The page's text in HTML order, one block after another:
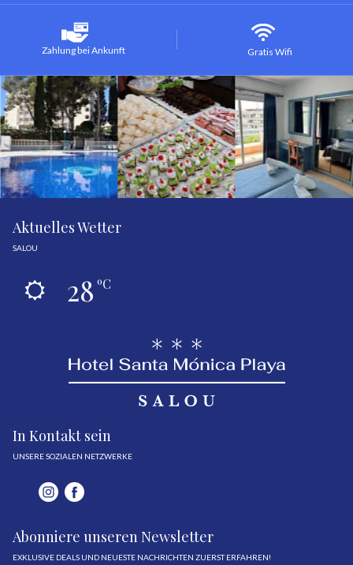
Zahlung bei Ankunft Gratis Wifi
Aktuelles Wetter
SALOU
28ºC
In Kontakt sein
UNSERE SOZIALEN NETZWERKE
Abonniere unseren Newsletter
EXKLUSIVE DEALS UND NEUESTE NACHRICHTEN ZUERST ERFAHREN!